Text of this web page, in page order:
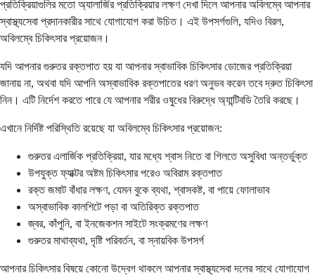
প্রতিক্রিয়াগুলির মতো অ্যালার্জির প্রতিক্রিয়ার লক্ষণ দেখা দিলে আপনার অবিলম্বে আপনার
স্বাস্থ্যসেবা প্রদানকারীর সাথে যোগাযোগ করা উচিত। এই উপসর্গগুলি, যদিও বিরল,
অবিলম্বে চিকিৎসার প্রয়োজন।
যদি আপনার গুরুতর রক্তপাত হয় যা আপনার স্বাভাবিক চিকিৎসার ডোজের প্রতিক্রিয়া
জানায় না, অথবা যদি আপনি অস্বাভাবিক রক্তপাতের ধরণ অনুভব করেন তবে দ্রুত চিকিৎসা
নিন। এটি নির্দেশ করতে পারে যে আপনার শরীর ওষুধের বিরুদ্ধে অ্যান্টিবডি তৈরি করছে।
এখানে নির্দিষ্ট পরিস্থিতি রয়েছে যা অবিলম্বে চিকিৎসার প্রয়োজন:
গুরুতর এলার্জিক প্রতিক্রিয়া, যার মধ্যে শ্বাস নিতে বা গিলতে অসুবিধা অন্তর্ভুক্ত
উপযুক্ত ফ্যাক্টর অষ্টম চিকিৎসার পরেও অবিরাম রক্তপাত
রক্ত জমাট বাঁধার লক্ষণ, যেমন বুকে ব্যথা, শ্বাসকষ্ট, বা পায়ে ফোলাভাব
অস্বাভাবিক কালশিটে পড়া বা অতিরিক্ত রক্তপাত
জ্বর, কাঁপুনি, বা ইনজেকশন সাইটে সংক্রমণের লক্ষণ
গুরুতর মাথাব্যথা, দৃষ্টি পরিবর্তন, বা স্নায়বিক উপসর্গ
আপনার চিকিৎসার বিষয়ে কোনো উদ্বেগ থাকলে আপনার স্বাস্থ্যসেবা দলের সাথে যোগাযোগ